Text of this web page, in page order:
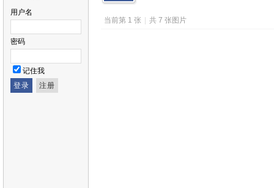
用户名
密码
记住我
当前第 1 张 共 7 张图片